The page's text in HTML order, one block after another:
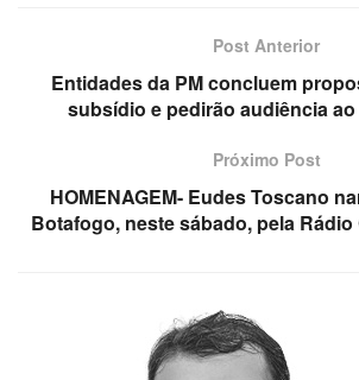
Post Anterior
Entidades da PM concluem
subsídio e pedirão audiência
Próximo Post
HOMENAGEM- Eudes Toscano
Botafogo, neste sábado, pela Rádio